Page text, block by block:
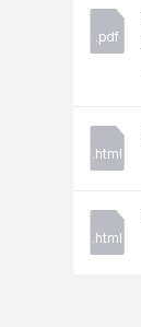
.pdf
.html
.html